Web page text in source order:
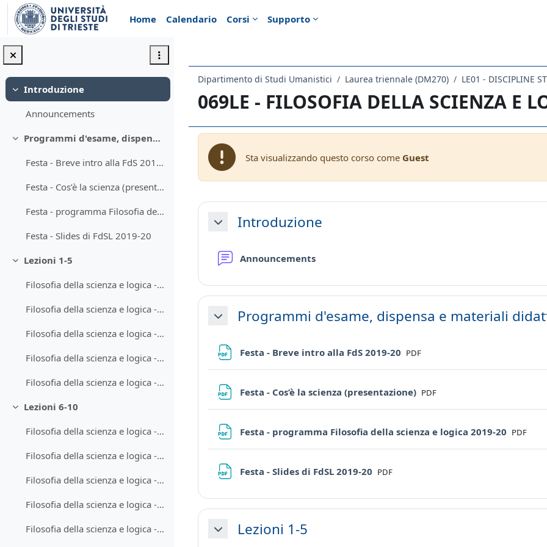
Vai al contenuto principale
Home
Calendario Corsi Supporto
Minimizza
Introduzione
Announcements
Minimizza
Programmi d'esame, dispensa e materiali didattici
Festa - Breve intro alla FdS 2019-20
Festa - Cos’è la scienza (presentazione)
Festa - programma Filosofia della scienza e logica 2019-20
Festa - Slides di FdSL 2019-20
Minimizza
Lezioni 1-5
Filosofia della scienza e logica - Lezione 1
Filosofia della scienza e logica - Lezione 2
Filosofia della scienza e logica - Lezione 4
Filosofia della scienza e logica - Lezione 5
Filosofia della scienza e logica - Lezione 3
Minimizza
Lezioni 6-10
Filosofia della scienza e logica - Lezione 6
Filosofia della scienza e logica - Lezione 7
Filosofia della scienza e logica - Lezione 8-2
Filosofia della scienza e logica - Lezione 8-1
Filosofia della scienza e logica - Lezione 9-1
Dipartimento di Studi Umanistici Laurea triennale (DM270) LE01 - DISCIPLINE
069LE - FILOSOFIA DELLA SCIENZA E
Sta visualizzando questo corso come Guest
Schema della sezione
MinimizzaIntroduzione
Announcements
MinimizzaProgrammi d'esame, dispensa e materiali
Festa - Breve intro alla FdS 2019-20 File
PDF
Festa - Cos’è la scienza (presentazione) File
PDF
Festa - programma Filosofia della scienza e logica 2019-20 File
PDF
Festa - Slides di FdSL 2019-20 File
PDF
MinimizzaLezioni 1-5